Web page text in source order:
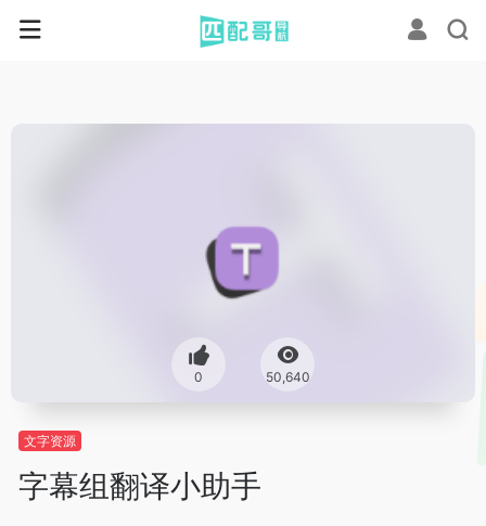
0 50,640
文字资源
字幕组翻译小助手